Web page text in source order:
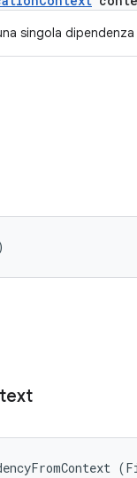
singola